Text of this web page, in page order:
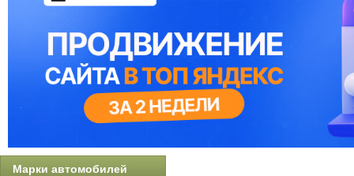
Марки автомобилей